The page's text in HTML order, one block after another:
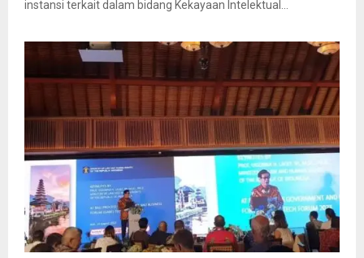
instansi terkait dalam bidang Kekayaan Intelektual...